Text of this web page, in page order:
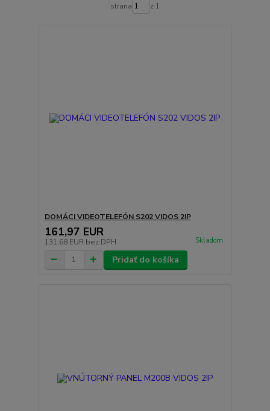
strana z 1
DOMÁCI VIDEOTELEFÓN S202 VIDOS 2IP
161,97 EUR
131,68 EUR bez DPH Skladom
Pridať do košíka